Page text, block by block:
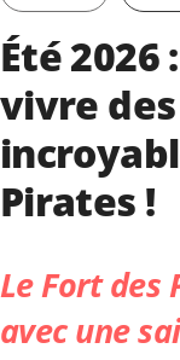
Été 2026
vivre
Pirates !
Le Fort des
avec une